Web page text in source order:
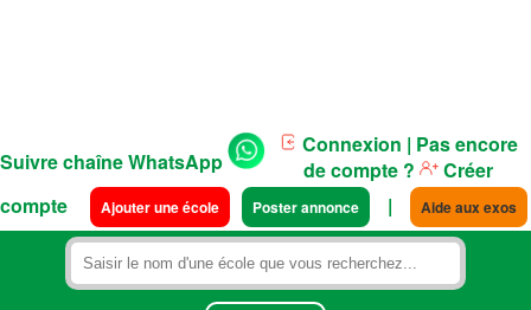
Suivre chaîne WhatsApp
Connexion | Pas encore
de compte ?
Créer
compte
Ajouter une école Poster annonce | Aide aux exos